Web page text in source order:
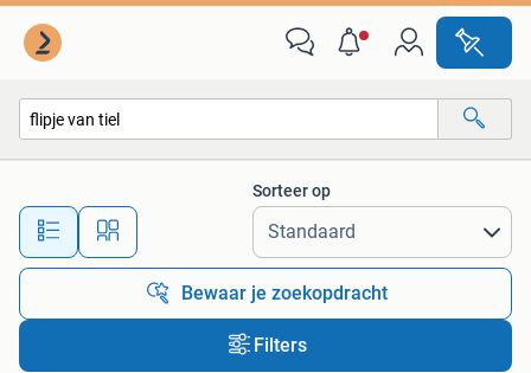
Alle afstanden…
Sorteer op
Bewaar je zoekopdracht
Filters